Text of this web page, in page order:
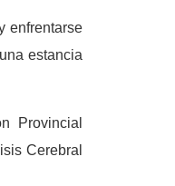
enfrentarse
estancia
Provincial
Cerebral